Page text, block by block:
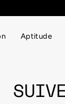
Aptitude